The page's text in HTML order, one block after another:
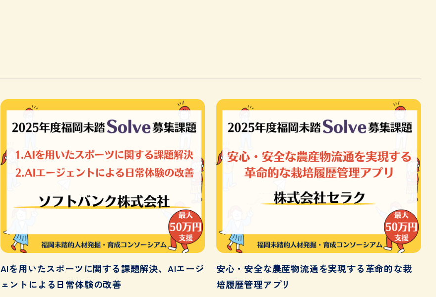
AIを用いたスポーツに関する課題解決、AIエージ
ェントによる日常体験の改善
安心・安全な農産物流通を実現する革命的な栽
培履歴管理アプリ